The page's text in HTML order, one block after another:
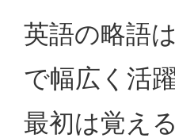
英語の略語
で幅広く活
最初は覚え